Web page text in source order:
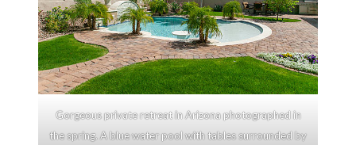
Gorgeous private retreat in Arizona photographed in
the spring. A blue water pool with tables surrounded by